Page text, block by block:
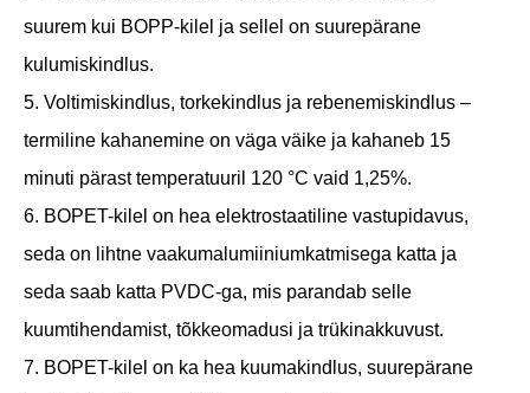
suurem kui BOPP-kilel ja sellel on suurepärane
kulumiskindlus.
5. Voltimiskindlus, torkekindlus ja rebenemiskindlus –
termiline kahanemine on väga väike ja kahaneb 15
minuti pärast temperatuuril 120 °C vaid 1,25%.
6. BOPET-kilel on hea elektrostaatiline vastupidavus,
seda on lihtne vaakumalumiiniumkatmisega katta ja
seda saab katta PVDC-ga, mis parandab selle
kuumtihendamist, tõkkeomadusi ja trükinakkuvust.
7. BOPET-kilel on ka hea kuumakindlus, suurepärane